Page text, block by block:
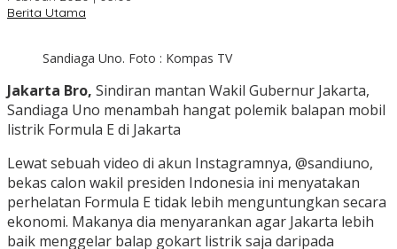
Berita Utama
Sandiaga Uno. Foto : Kompas TV
Jakarta Bro, Sindiran mantan Wakil Gubernur Jakarta,
Sandiaga Uno menambah hangat polemik balapan mobil
listrik Formula E di Jakarta
Lewat sebuah video di akun Instagramnya, @sandiuno,
bekas calon wakil presiden Indonesia ini menyatakan
perhelatan Formula E tidak lebih menguntungkan secara
ekonomi. Makanya dia menyarankan agar Jakarta lebih
baik menggelar balap gokart listrik saja daripada